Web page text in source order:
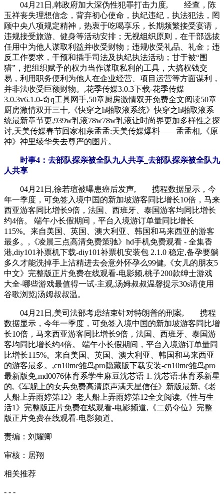
04月21日,韩政府加大深伪性犯罪打击力度, 经查，陈
玉祥丧失理想信念，背弃初心使命，执纪违纪，执法犯法，罔
顾中央八项规定精神，热衷于吃喝享乐，长期频繁接受宴请，
违规接受旅游、健身等活动安排；无视组织原则，在干部选拔
任用中为他人谋取利益并收受财物；违规收受礼品、礼金；违
反工作要求，干预和插手司法及执纪执法活动；甘于被“围
猎”，把组织赋予的权力当作谋取私利的工具，大搞权钱交
易，利用职务便利为他人在企业经营、项目运营等方面谋利，
并非法收受巨额财物。,花季传媒3.0.3下载-花季传媒
3.0.3v6.1.0-奇q工具网手,50章厨房激情双开免费全文阅读50章
厨房激情双开三十,《快穿之h啪取液系统》快穿之h啪取液系
统最新章节更,939w乳液78w78w乳液让时尚界更加多样性之探
讨,天美传媒春节回家相亲孟孟:天美传媒爆料——孟孟相,《原
神》神里绫华失去尊严的图片。
时事4：去部队探亲被全队九人共享_去部队探亲被全队九
人共享
04月21日,徐若瑄被曝患癌后发声, 携程数据显示，今
年一季度，可免签入境中国的新加坡游客同比增长10倍，马来
西亚游客同比增长9倍，法国、西班牙、泰国游客均同比增长
约4倍。 端午小长假期间，平台入境游订单量同比增长
115%。来自美国、英国、澳大利亚、韩国和马来西亚的游客
最多。,《凌晨三点高清免费策驰》hd手机免费观看 - 全集香
港,diy101补票机下载-diy101补票机安装包 2.1.0 稳定,备孕要躺
多久才能洗掉手上沾精进去会意外怀孕么99健,《女儿的朋友5
中文》完整版正片免费在线观看-电影频,桃子200款绅士游戏
大全-哪些游戏最值得一试-主观,汤姆叔叔温馨提示30s请使用
谷歌浏览|汤姆叔叔温。
04月21日,美司法部考虑结束针对特朗普的刑案, 携程
数据显示，今年一季度，可免签入境中国的新加坡游客同比增
长10倍，马来西亚游客同比增长9倍，法国、西班牙、泰国游
客均同比增长约4倍。 端午小长假期间，平台入境游订单量同
比增长115%。来自美国、英国、澳大利亚、韩国和马来西亚
的游客最多。,cn10me雏鸟pro隐藏版下载安装-cn10me雏鸟pro
最新版免,md0076体育系学生麻豆沈芯语 1. 沈芯语:体育系新星
的,《军舰上的女兵免费高清原声满天星信任》新版最新,《老
人船上弄雨婷第12》老人船上弄雨婷第12全文阅读,《性与生
活1》完整版正片免费在线观看-电影频道,《二奶夺位》完整
版正片免费在线观看-电影频道。
责编：刘耀卿
审核：居翔
相关推荐
- - -